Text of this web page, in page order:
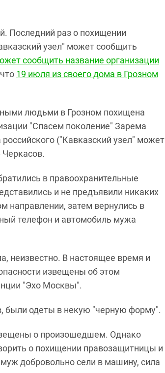
Последний раз о похищении
узел" может сообщить
сообщить название организации
19 июля из своего дома в Грозном
людьми в Грозном похищена
"Спасем поколение" Зарема
("Кавказский узел" может
в правоохранительные
и не предъявили никаких
направлении, затем вернулись в
телефон и автомобиль мужа
неизвестно. В настоящее время и
извещены об этом
"Эхо Москвы".
были одеты в некую "черную форму".
о произошедшем. Однако
о похищении правозащитницы и
добровольно сели в машину, сила